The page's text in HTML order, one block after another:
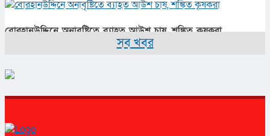
বোরহানউদ্দিনে অনাবৃষ্টিতে ব্যাহত আউশ চাষ, শঙ্কিত কৃষকরা
সব খবর